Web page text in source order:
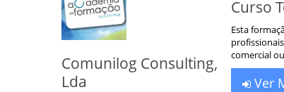
Comunilog Consulting,
Lda
Curso
Esta
comercial
Ver